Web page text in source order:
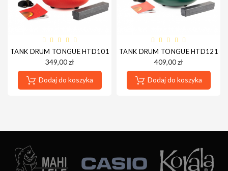
TANK DRUM TONGUE HTD1011/RD 10'' CZERWONY
349,00 zł
Dodaj do koszyka
TANK DRUM TONGUE HTD1213/
409,00 zł
Dodaj do koszyka